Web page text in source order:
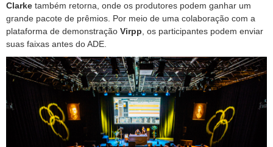
Clarke também retorna, onde os produtores podem ganhar um
grande pacote de prêmios. Por meio de uma colaboração com a
plataforma de demonstração Virpp , os participantes podem enviar
suas faixas antes do ADE.